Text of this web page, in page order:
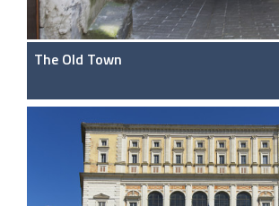
The Old Town